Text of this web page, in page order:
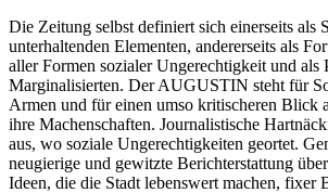
Die Zeitung selbst definiert sich einerseits als
unterhaltenden Elementen, andererseits als
aller Formen sozialer Ungerechtigkeit und als
Marginalisierten. Der AUGUSTIN steht für
Armen und für einen umso kritischeren Blick
ihre Machenschaften. Journalistische
aus, wo soziale Ungerechtigkeiten geortet.
neugierige und gewitzte Berichterstattung
Ideen, die die Stadt lebenswert machen, fixer